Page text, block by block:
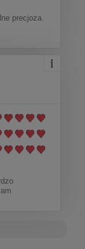
precjoza.